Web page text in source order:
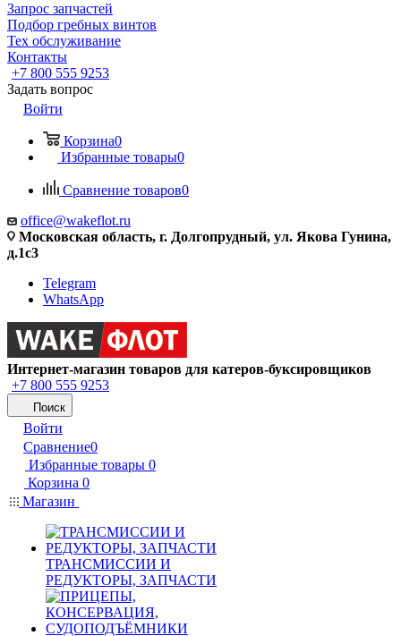
Запрос запчастей
Подбор гребных винтов
Тех обслуживание
Контакты
+7 800 555 9253
Задать вопрос
Войти
Корзина0
Избранные товары0
Сравнение товаров0
office@wakeflot.ru
Московская область, г. Долгопрудный, ул. Якова Гунина,
д.1с3
Telegram
WhatsApp
Интернет-магазин товаров для катеров-буксировщиков
+7 800 555 9253
Поиск
Войти
Сравнение0
Избранные товары 0
Корзина 0
Магазин
ТРАНСМИССИИ И
РЕДУКТОРЫ, ЗАПЧАСТИ